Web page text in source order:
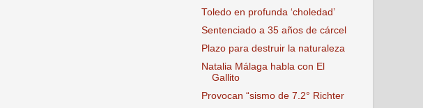
Toledo en profunda ‘choledad’
Sentenciado a 35 años de cárcel
Plazo para destruir la naturaleza
Natalia Málaga habla con El
Gallito
Provocan “sismo de 7.2° Richter